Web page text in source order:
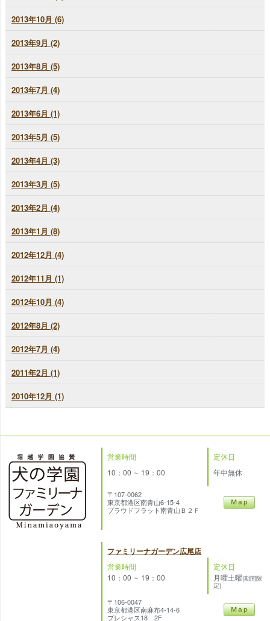
2013年10月 (6)
2013年9月 (2)
2013年8月 (5)
2013年7月 (4)
2013年6月 (1)
2013年5月 (5)
2013年4月 (3)
2013年3月 (5)
2013年2月 (4)
2013年1月 (8)
2012年12月 (4)
2012年11月 (1)
2012年10月 (4)
2012年8月 (2)
2012年7月 (4)
2011年2月 (1)
2010年12月 (1)
営業時間
定休日
10：00 ∼ 19：00
年中無休
〒107-0062
東京都港区南青山6-15-4
プラウドフラット南青山Ｂ２Ｆ
ファミリーナガーデン広尾店
営業時間
定休日
10：00 ∼ 19：00
月曜土曜(期間限
定)
〒106-0047
東京都港区南麻布4-14-6
プレシャス18 2F